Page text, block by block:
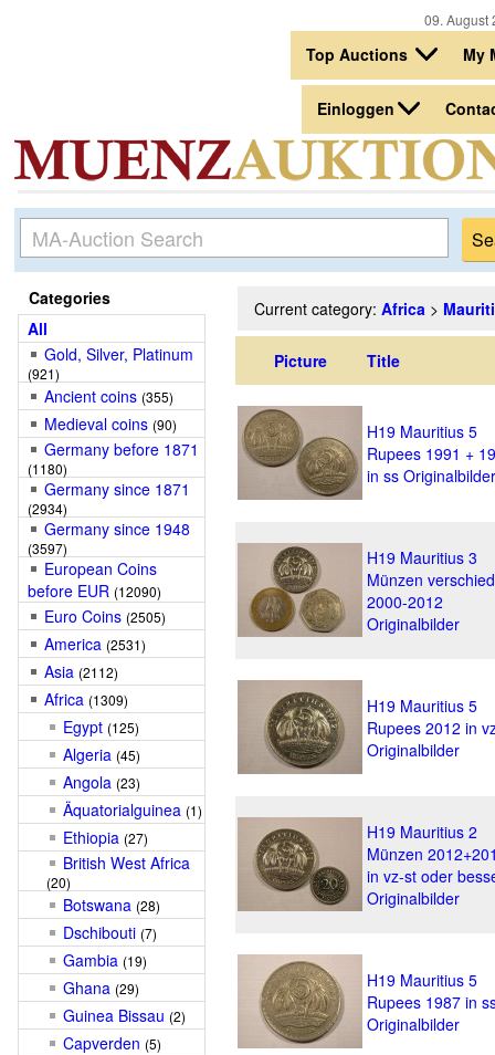
09.
Top Auctions My
Einloggen
Categories
All
Gold, Silver, Platinum
(921)
Ancient coins (355)
Medieval coins (90)
Germany before 1871
(1180)
Germany since 1871
(2934)
Germany since 1948
(3597)
European Coins
before EUR (12090)
Euro Coins (2505)
America (2531)
Asia (2112)
Africa (1309)
Egypt (125)
Algeria (45)
Angola (23)
Äquatorialguinea (1)
Ethiopia (27)
British West Africa
(20)
Botswana (28)
Dschibouti (7)
Gambia (19)
Ghana (29)
Guinea Bissau (2)
Capverden (5)
Current category: Africa >
Picture Title
H19 Mauritius 5
Rupees 1991 +
in ss Originalbilder
H19 Mauritius 3
Münzen
2000-2012
Originalbilder
H19 Mauritius 5
Rupees 2012 in
Originalbilder
H19 Mauritius 2
Münzen
in vz-st oder
Originalbilder
H19 Mauritius 5
Rupees 1987 in
Originalbilder